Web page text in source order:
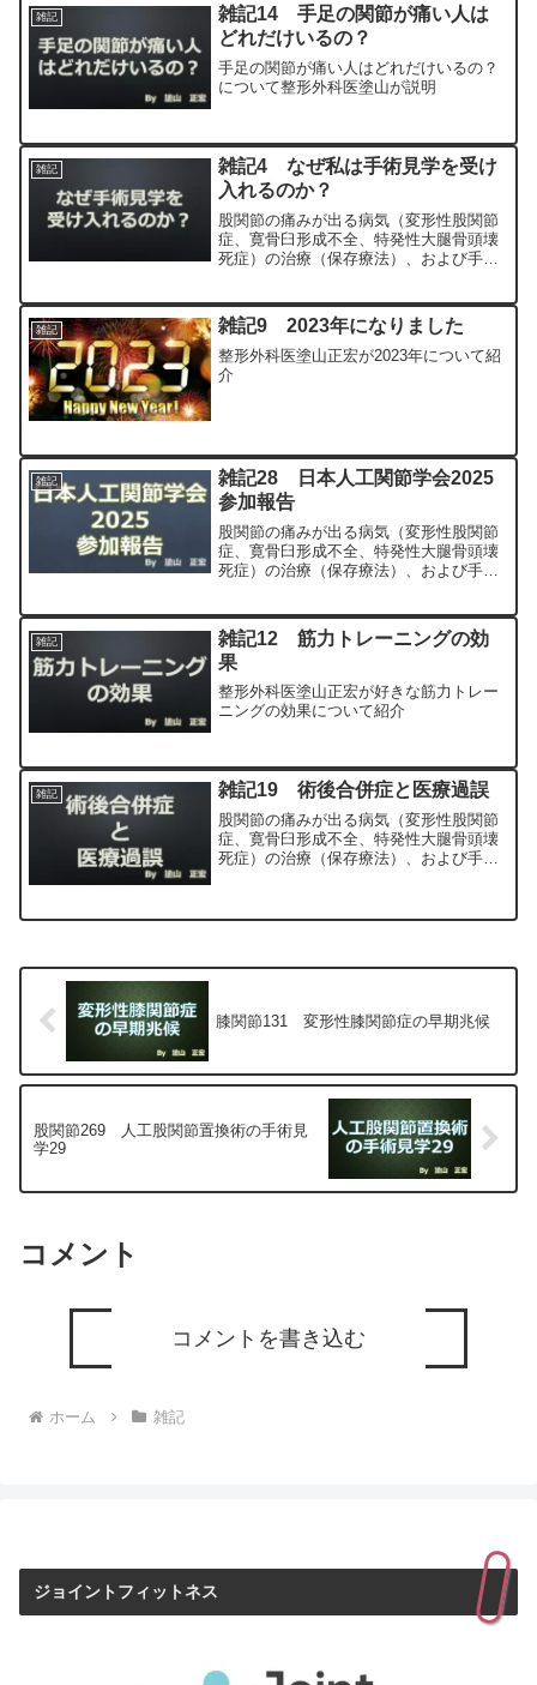
雑記
雑記14 手足の関節が痛い人は
どれだけいるの？
手足の関節が痛い人はどれだけいるの？
について整形外科医塗山が説明
雑記
雑記4 なぜ私は手術見学を受け
入れるのか？
股関節の痛みが出る病気（変形性股関節
症、寛骨臼形成不全、特発性大腿骨頭壊
死症）の治療（保存療法）、および手術
科専門医（人工関節手術を専門）の塗山
正宏が色々と説明します。
雑記 雑記9 2023年になりました
整形外科医塗山正宏が2023年について紹
介
雑記
雑記28 日本人工関節学会2025
参加報告
股関節の痛みが出る病気（変形性股関節
症、寛骨臼形成不全、特発性大腿骨頭壊
死症）の治療（保存療法）、および手術
科専門医（人工関節手術を専門）の塗山
正宏が色々と説明します。
雑記
雑記12 筋力トレーニングの効
果
整形外科医塗山正宏が好きな筋力トレー
ニングの効果について紹介
雑記 雑記19 術後合併症と医療過誤
股関節の痛みが出る病気（変形性股関節
症、寛骨臼形成不全、特発性大腿骨頭壊
死症）の治療（保存療法）、および手術
科専門医（人工関節手術を専門）の塗山
膝関節131 変形性膝関節症の早期兆候
股関節269 人工股関節置換術の手術見
学29
コメント
コメントを書き込む
ホーム 雑記
ジョイントフィットネス